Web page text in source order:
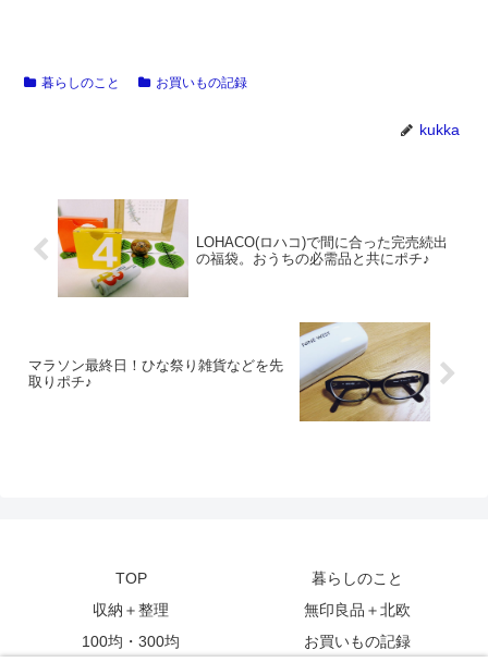
暮らしのこと お買いもの記録
kukka
LOHACO(ロハコ)で間に合った完売続出
の福袋。おうちの必需品と共にポチ♪
マラソン最終日！ひな祭り雑貨などを先
取りポチ♪
TOP
暮らしのこと
収納＋整理
無印良品＋北欧
100均・300均
お買いもの記録